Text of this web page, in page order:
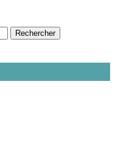
Rechercher